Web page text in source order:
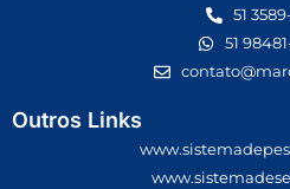
51
51
Outros Links